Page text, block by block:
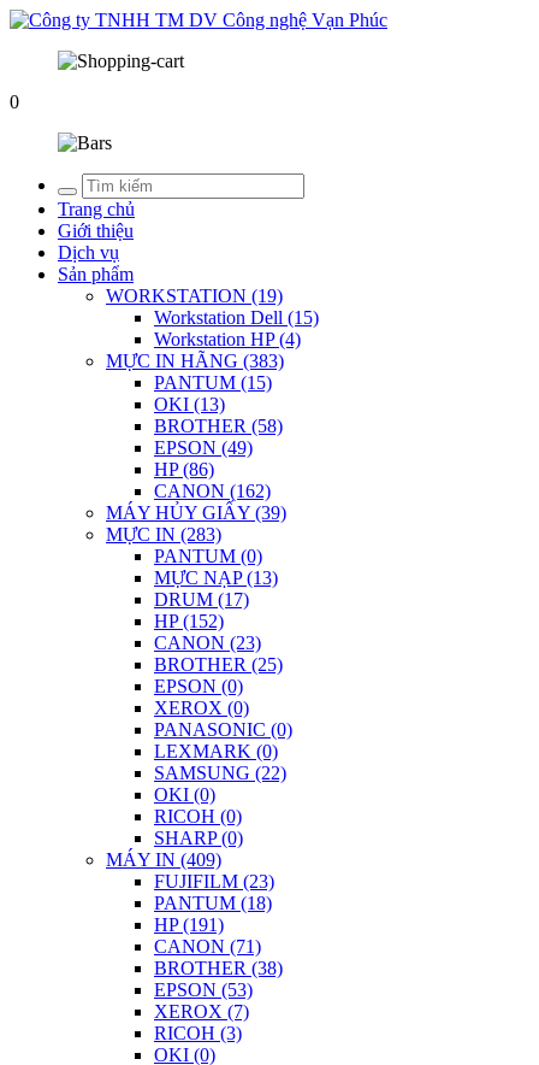
0
Trang chủ
Giới thiệu
Dịch vụ
Sản phẩm
WORKSTATION (19)
Workstation Dell (15)
Workstation HP (4)
MỰC IN HÃNG (383)
PANTUM (15)
OKI (13)
BROTHER (58)
EPSON (49)
HP (86)
CANON (162)
MÁY HỦY GIẤY (39)
MỰC IN (283)
PANTUM (0)
MỰC NẠP (13)
DRUM (17)
HP (152)
CANON (23)
BROTHER (25)
EPSON (0)
XEROX (0)
PANASONIC (0)
LEXMARK (0)
SAMSUNG (22)
OKI (0)
RICOH (0)
SHARP (0)
MÁY IN (409)
FUJIFILM (23)
PANTUM (18)
HP (191)
CANON (71)
BROTHER (38)
EPSON (53)
XEROX (7)
RICOH (3)
OKI (0)